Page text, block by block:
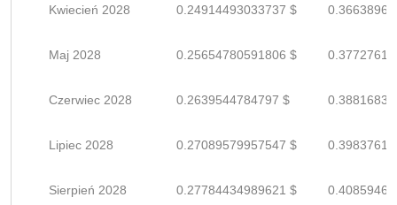
Kwiecień 2028 0.24914493033737 $
Maj 2028 0.25654780591806 $
Czerwiec 2028 0.2639544784797 $
Lipiec 2028 0.27089579957547 $
Sierpień 2028 0.27784434989621 $